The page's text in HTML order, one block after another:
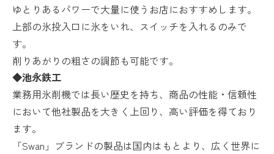
ゆとりあるパワーで大量に使うお店におすすめします。
上部の氷投入口に氷をいれ、スイッチを入れるのみで
す。
削りあがりの粗さの調節も可能です。
◆池永鉄工
業務用氷削機では長い歴史を持ち、商品の性能・信頼性
において他社製品を大きく上回り、高い評価を得ており
ます。
「Swan」ブランドの製品は国内はもとより、広く世界に